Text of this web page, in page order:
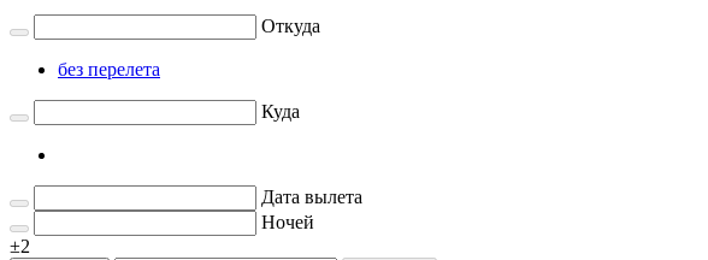
Откуда
без перелета
Куда
Дата вылета
Ночей
±2